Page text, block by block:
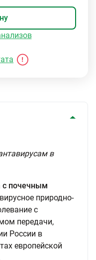
в
с почечным
природно-
с
передачи,
России в
европейской